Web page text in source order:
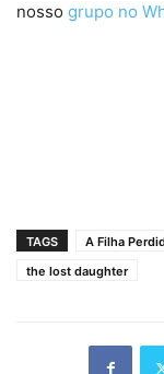
nosso grupo no
TAGS A Filha
the lost daughter